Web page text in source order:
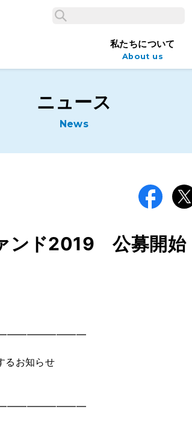
検索
私たちについて
About us
ニュース
News
ンド2019 公募開始
るお知らせ